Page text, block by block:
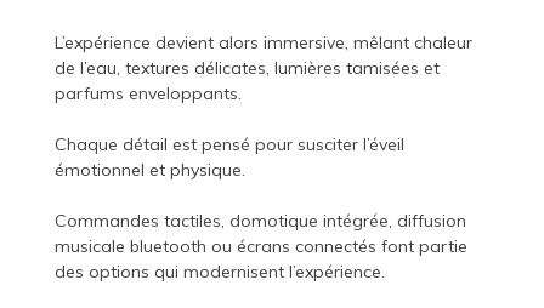
L’expérience devient alors immersive, mêlant chaleur
de l’eau, textures délicates, lumières tamisées et
parfums enveloppants.
Chaque détail est pensé pour susciter l’éveil
émotionnel et physique.
Commandes tactiles, domotique intégrée, diffusion
musicale bluetooth ou écrans connectés font partie
des options qui modernisent l’expérience.